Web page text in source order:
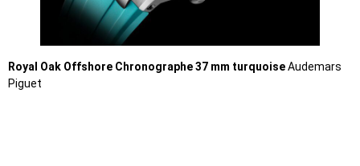
Royal Oak Offshore Chronographe 37 mm turquoiseAudemars
Piguet